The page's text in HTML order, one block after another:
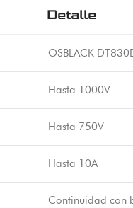
Detalle
OSBLACK
Hasta 1000V
Hasta 750V
Hasta 10A
Continuidad con